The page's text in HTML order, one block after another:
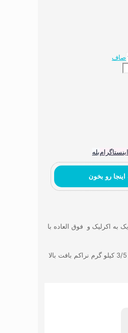
صاف
اینستاگرامبله
اینجا رو بخون
به اکرلیک و فوق العاده با